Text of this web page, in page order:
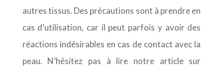
autres tissus. Des précautions sont à prendre en
cas d’utilisation, car il peut parfois y avoir des
réactions indésirables en cas de contact avec la
peau. N’hésitez pas à lire notre article sur